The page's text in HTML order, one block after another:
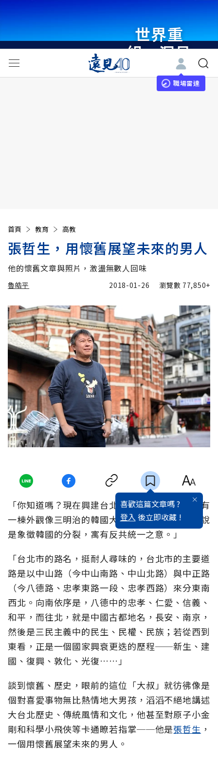
世界重
組・洞見
未來 與
世界領袖
職場雷達
首頁 教育 高教
張哲生，用懷舊展望未來的男人
他的懷舊文章與照片，激盪無數人回味
魯皓平 2018-01-26 瀏覽數 77,850+
喜歡這篇文章嗎 ?
登入 後立即收藏 !
「你知道嗎？現在興建台北大巨蛋的地點，以前有
一棟外觀像三明治的韓國大使館，削成三角形據說
是象徵韓國的分裂，寓有反共統一之意。」
「台北市的路名，挺耐人尋味的，台北市的主要道
路是以中山路（今中山南路、中山北路）與中正路
（今八德路、忠孝東路一段、忠孝西路）來分東南
西北。向南依序是，八德中的忠孝、仁愛、信義、
和平，而往北，就是中國古都地名，長安、南京，
然後是三民主義中的民生、民權、民族；若從西到
東看，正是一個國家興衰更迭的歷程──新生、建
國、復興、敦化、光復……」
談到懷舊、歷史，眼前的這位「大叔」就彷彿像是
個對喜愛事物無比熱情地大男孩，滔滔不絕地講述
大台北歷史、傳統風情和文化，他甚至對原子小金
剛和科學小飛俠等卡通瞭若指掌──他是張哲生 ，
一個用懷舊展望未來的男人。